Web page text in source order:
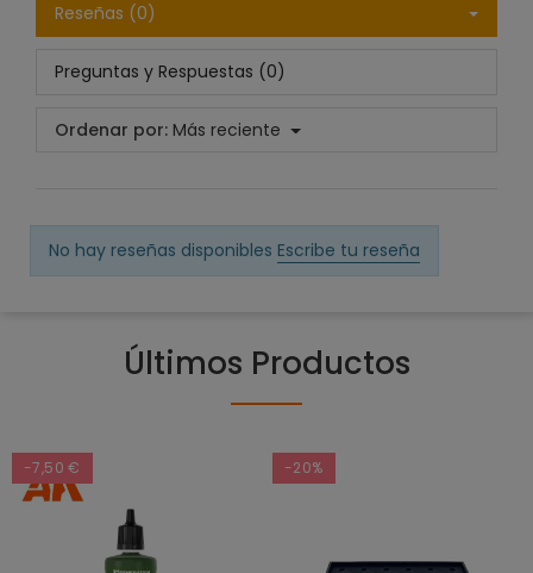
Reseñas (0)
Preguntas y Respuestas (0)
Ordenar por: Más reciente
No hay reseñas disponibles Escribe tu reseña
Últimos Productos
-7,50 € -20%